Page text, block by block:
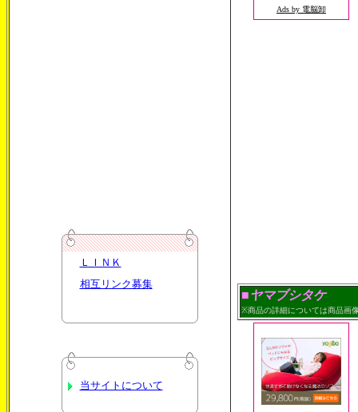
ＬＩＮＫ
相互リンク募集
当サイトについて
Ads by 電脳卸
■ヤマブシタケ
※商品の詳細については商品画